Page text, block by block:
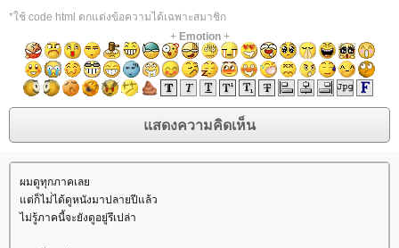
*ใช้ code html ตกแต่งข้อความได้เฉพาะสมาชิก
+ Emotion+
ผมดูทุกภาคเล
ต่ก็ไม่่ได้ดูหนังมาปลายปีแล้ว
ไม่รู้ภาคนี้จะยังดูอยู่รึเปล่า